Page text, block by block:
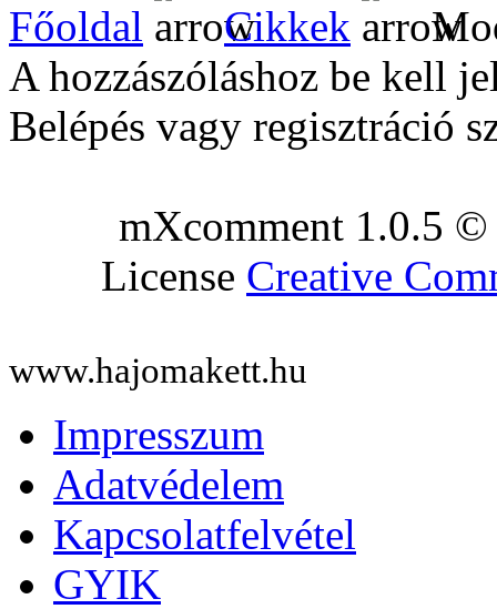
Főoldal Cikkek
A hozzászóláshoz be kell
Belépés vagy regisztráció
mXcomment 1.0.5
License Creative
www.hajomakett.hu
Impresszum
Adatvédelem
Kapcsolatfelvétel
GYIK